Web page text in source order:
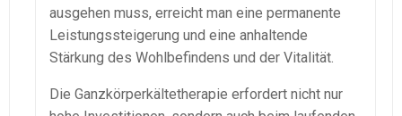
ausgehen muss, erreicht man eine permanente
Leistungssteigerung und eine anhaltende
Stärkung des Wohlbefindens und der Vitalität.
Die Ganzkörperkältetherapie erfordert nicht nur